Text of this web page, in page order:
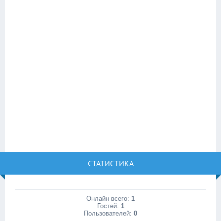
СТАТИСТИКА
Онлайн всего: 1
Гостей: 1
Пользователей: 0